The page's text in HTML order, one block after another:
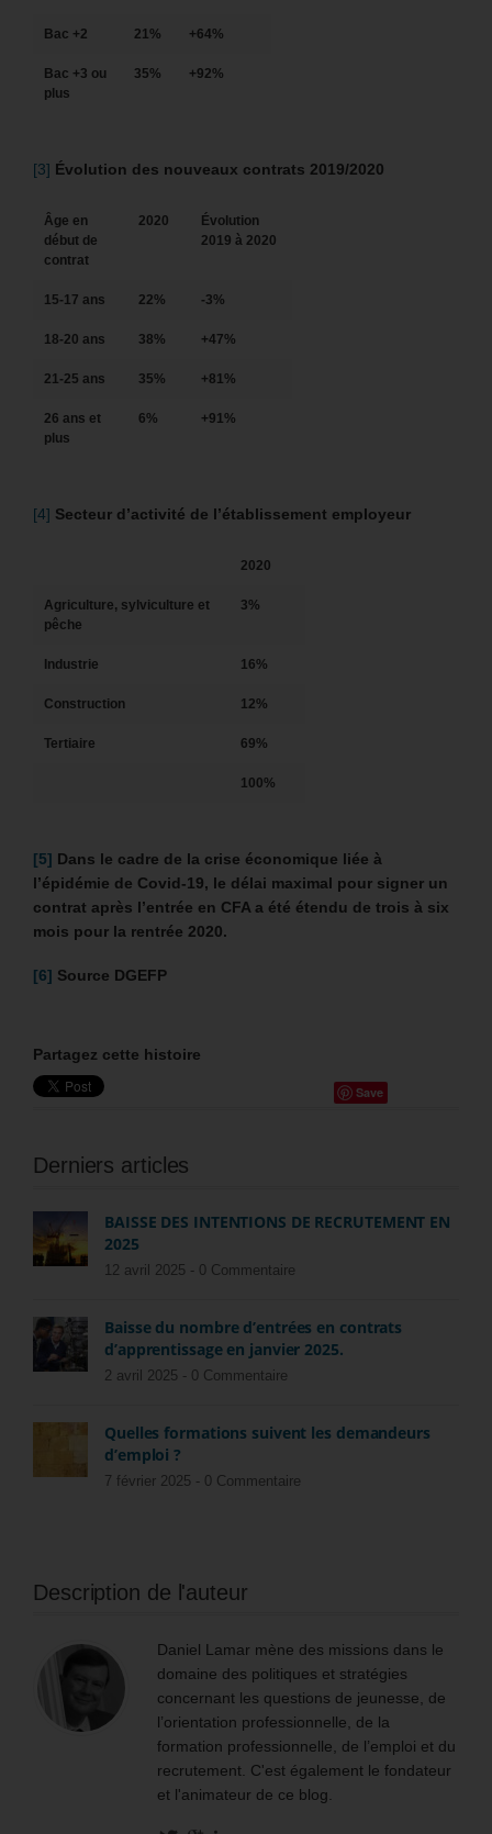
Bac +2 21% +64%
Bac +3 ou
plus
35% +92%
[3] Évolution des nouveaux contrats 2019/2020
Âge en
début de
contrat
2020
Évolution
2019 à 2020
15-17 ans 22% -3%
18-20 ans 38% +47%
21-25 ans 35% +81%
26 ans et
plus
6% +91%
[4] Secteur d’activité de l’établissement employeur
2020
Agriculture, sylviculture et
pêche
3%
Industrie 16%
Construction 12%
Tertiaire 69%
100%
[5] Dans le cadre de la crise économique liée à
l’épidémie de Covid-19, le délai maximal pour signer un
contrat après l’entrée en CFA a été étendu de trois à six
mois pour la rentrée 2020.
[6] Source DGEFP
Partagez cette histoire
Save
Derniers articles
BAISSE DES INTENTIONS DE RECRUTEMENT EN
2025
12 avril 2025 - 0 Commentaire
Baisse du nombre d’entrées en contrats
d’apprentissage en janvier 2025.
2 avril 2025 - 0 Commentaire
Quelles formations suivent les demandeurs
d’emploi ?
7 février 2025 - 0 Commentaire
Description de l'auteur
Daniel Lamar mène des missions dans le
domaine des politiques et stratégies
concernant les questions de jeunesse, de
l’orientation professionnelle, de la
formation professionnelle, de l’emploi et du
recrutement. C'est également le fondateur
et l'animateur de ce blog.